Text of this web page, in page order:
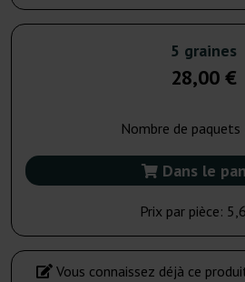
5 graines
28,00 €
Nombre de paquets
Dans le
Prix par pièce:
Vous connaissez déjà ce